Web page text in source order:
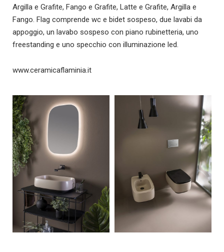
Argilla e Grafite, Fango e Grafite, Latte e Grafite, Argilla e
Fango. Flag comprende wc e bidet sospeso, due lavabi da
appoggio, un lavabo sospeso con piano rubinetteria, uno
freestanding e uno specchio con illuminazione led.
www.ceramicaflaminia.it